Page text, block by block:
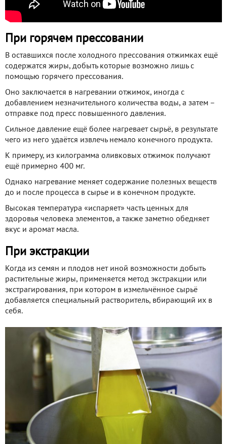
При горячем прессовании
В оставшихся после холодного прессования отжимках ещё
содержатся жиры, добыть которые возможно лишь с
помощью горячего прессования.
Оно заключается в нагревании отжимок, иногда с
добавлением незначительного количества воды, а затем –
отправке под пресс повышенного давления.
Сильное давление ещё более нагревает сырьё, в результате
чего из него удаётся извлечь немало конечного продукта.
К примеру, из килограмма оливковых отжимок получают
ещё примерно 400 мг.
Однако нагревание меняет содержание полезных веществ
до и после процесса в сырье и в конечном продукте.
Высокая температура «испаряет» часть ценных для
здоровья человека элементов, а также заметно обедняет
вкус и аромат масла.
При экстракции
Когда из семян и плодов нет иной возможности добыть
растительные жиры, применяется метод экстракции или
экстрагирования, при котором в измельчённое сырьё
добавляется специальный растворитель, вбирающий их в
себя.